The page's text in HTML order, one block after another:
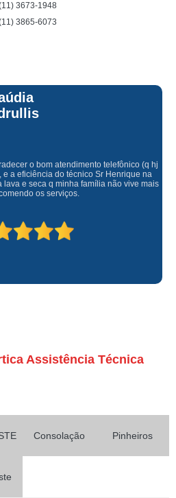
3673-1948
3865-6073
o bom atendimento telefônico (q hj
a eficiência do técnico Sr Henrique na
e seca q minha família não vive mais
os serviços.
Assistência Técnica
Consolação Pinheiros